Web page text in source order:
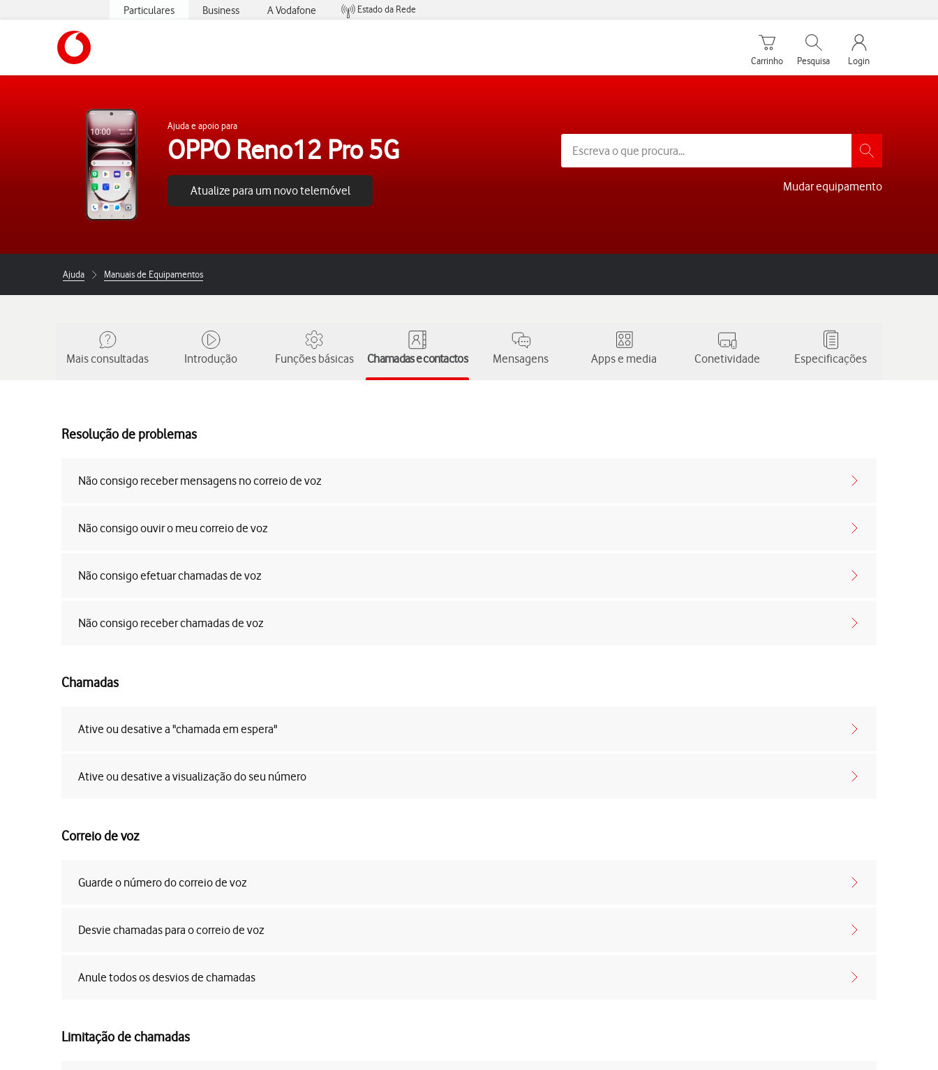
Particulares Business A Vodafone
Estado da Rede
Carrinho de compras
Carrinho
Pesquisar
Pesquisa
My Vodafone
Login
Ajuda e apoio para
OPPO Reno12 Pro 5G
Atualize para um novo telemóvel Mudar equipamento
Ajuda Manuais de Equipamentos
Mais consultadas Introdução Funções básicas Chamadas e contactos Mensagens Apps e media Conetividade Especificações
Resolução de problemas
Não consigo receber mensagens no correio de voz
Não consigo ouvir o meu correio de voz
Não consigo efetuar chamadas de voz
Não consigo receber chamadas de voz
Chamadas
Ative ou desative a "chamada em espera"
Ative ou desative a visualização do seu número
Correio de voz
Guarde o número do correio de voz
Desvie chamadas para o correio de voz
Anule todos os desvios de chamadas
Limitação de chamadas